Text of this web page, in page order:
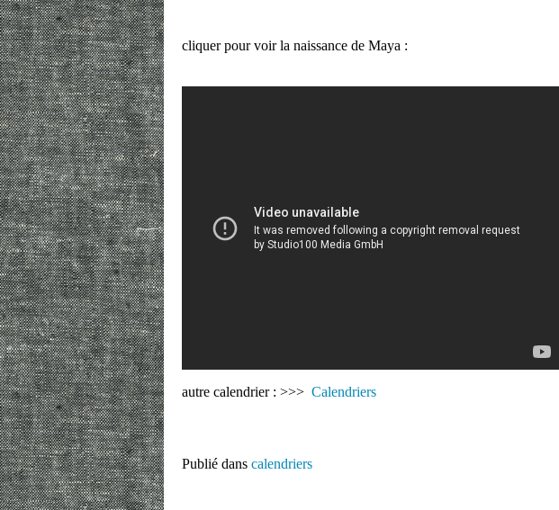
cliquer pour voir la naissance de Maya :
autre calendrier : >>> Calendriers
Publié dans calendriers